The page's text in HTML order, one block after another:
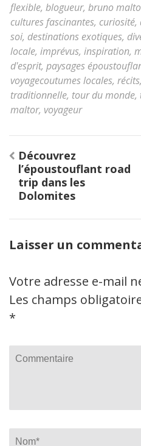
flexible, blogueur, bruno
cultures fascinantes, curiosité,
soi, destinations exotiques,
locale, imprévus, inspiration,
d'esprit, paysages
voyagecoutumes locales, récits,
traditionnelle, tour du monde,
maltor, voyageur
Navigation
de
l’article
Découvrez
l’époustouflant road
trip dans les
Dolomites
Laisser un
Votre adresse e-mail
Les champs
*
Commentaire
Name